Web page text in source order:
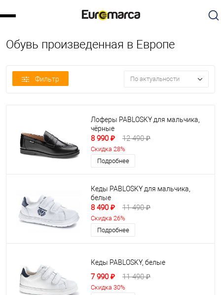
Обувь произведенная в Европе
Фильтр По актуальности
Лоферы PABLOSKY для мальчика,
чёрные
8 990 ₽ 12 490 ₽
Скидка 28%
Подробнее
Кеды PABLOSKY для мальчика,
белые
8 490 ₽ 11 490 ₽
Скидка 26%
Подробнее
Кеды PABLOSKY, белые
7 990 ₽ 11 490 ₽
Скидка 30%